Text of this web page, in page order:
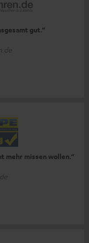
gut.“
mehr missen wollen.“